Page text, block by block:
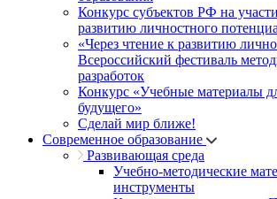
Конкурс субъектов РФ на
развитию личностного
«Через чтение к развитию
Всероссийский фестиваль
разработок
Конкурс «Учебные материалы
будущего»
Сделай мир ближе!
Современное образование
Развивающая среда
Учебно-методические
инструменты